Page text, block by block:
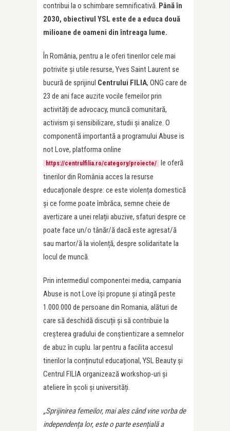
contribui la o schimbare semnificativă. Până în
2030, obiectivul YSL este de a educa două
milioane de oameni din întreaga lume.
În România, pentru a le oferi tinerilor cele mai
potrivite și utile resurse, Yves Saint Laurent se
bucură de sprijinul Centrului FILIA, ONG care de
23 de ani face auzite vocile femeilor prin
activități de advocacy, muncă comunitară,
activism și sensibilizare, studii și analize. O
componentă importantă a programului Abuse is
not Love, platforma online
https://centrulfilia.ro/category/proiecte/ le oferă
tinerilor din România acces la resurse
educaționale despre: ce este violența domestică
și ce forme poate îmbrăca, semne cheie de
avertizare a unei relații abuzive, sfaturi despre ce
poate face un/o tânăr/ă dacă este agresat/ă
sau martor/ă la violență, despre solidaritate la
locul de muncă.
Prin intermediul componentei media, campania
Abuse is not Love își propune și atingă peste
1.000.000 de persoane din Romania, alături de
care să deschidă discuții și să contribuie la
creșterea gradului de conștientizare a semnelor
de abuz în cuplu. Iar pentru a facilita accesul
tinerilor la conținutul educațional, YSL Beauty și
Centrul FILIA organizează workshop-uri și
ateliere în școli și universități.
„Sprijinirea femeilor, mai ales când vine vorba de
independența lor, este o parte esențială a